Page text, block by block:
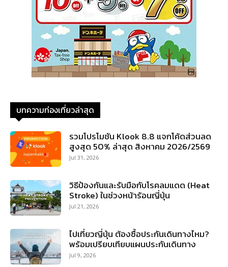
บทความท่องเที่ยวล่าสุด
รวมโปรโมชัน Klook 8.8 แจกโค้ดส่วนลด
สูงสุด 50% ล่าสุด สิงหาคม 2026/2569
Jul 31, 2026
วิธีป้องกันและรับมือกับโรคลมแดด (Heat
Stroke) ในช่วงหน้าร้อนญี่ปุ่น
Jul 21, 2026
ไปเที่ยวญี่ปุ่น ต้องซื้อประกันเดินทางไหม?
พร้อมเปรียบเทียบแผนประกันเดินทาง
Jul 9, 2026